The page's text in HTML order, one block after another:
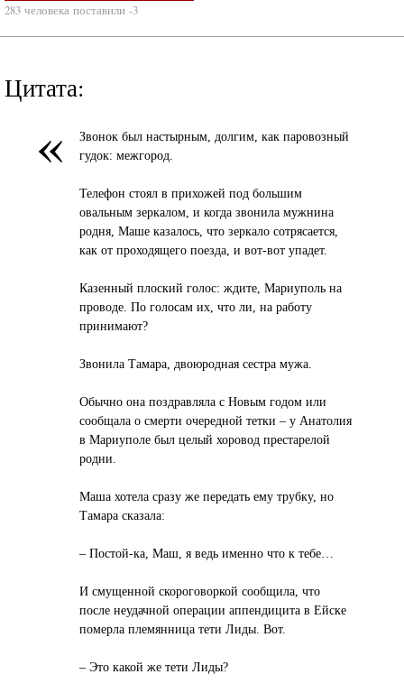
283 человека поставили -3
Цитата:
«
Звонок был настырным, долгим, как паровозный
гудок: межгород.
Телефон стоял в прихожей под большим
овальным зеркалом, и когда звонила мужнина
родня, Маше казалось, что зеркало сотрясается,
как от проходящего поезда, и вот-вот упадет.
Казенный плоский голос: ждите, Мариуполь на
проводе. По голосам их, что ли, на работу
принимают?
Звонила Тамара, двоюродная сестра мужа.
Обычно она поздравляла с Новым годом или
сообщала о смерти очередной тетки – у Анатолия
в Мариуполе был целый хоровод престарелой
родни.
Маша хотела сразу же передать ему трубку, но
Тамара сказала:
– Постой-ка, Маш, я ведь именно что к тебе…
И смущенной скороговоркой сообщила, что
после неудачной операции аппендицита в Ейске
померла племянница тети Лиды. Вот.
– Это какой же тети Лиды?